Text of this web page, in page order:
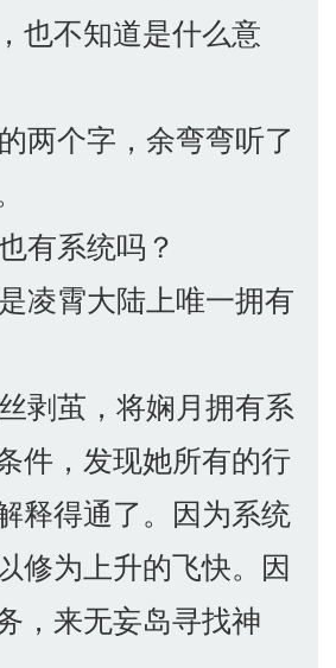
也不知道是什么意
两个字，余弯弯听了
有系统吗？
凌霄大陆上唯一拥有
剥茧，将娴月拥有系
件，发现她所有的行
释得通了。因为系统
修为上升的飞快。因
，来无妄岛寻找神